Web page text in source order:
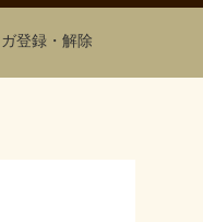
登録・解除